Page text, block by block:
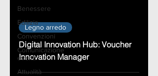
Benessere
Edilizia
Convenzioni
Comunicazione
eventi
Attualità
Digital Innovation Hub: Voucher
Innovation Manager
Legno arredo